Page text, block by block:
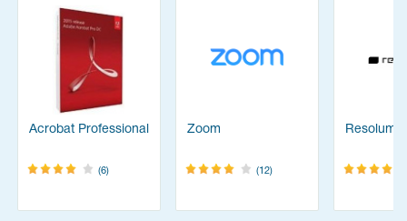
Acrobat Professional
(6)
Zoom
(12)
Resolume